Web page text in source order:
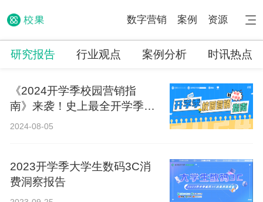
数字营销 案例 资源
研究报告 行业观点 案例分析 时讯热点
《2024开学季校园营销指
南》来袭！史上最全开学季营
销攻略！
2024-08-05
2023开学季大学生数码3C消
费洞察报告